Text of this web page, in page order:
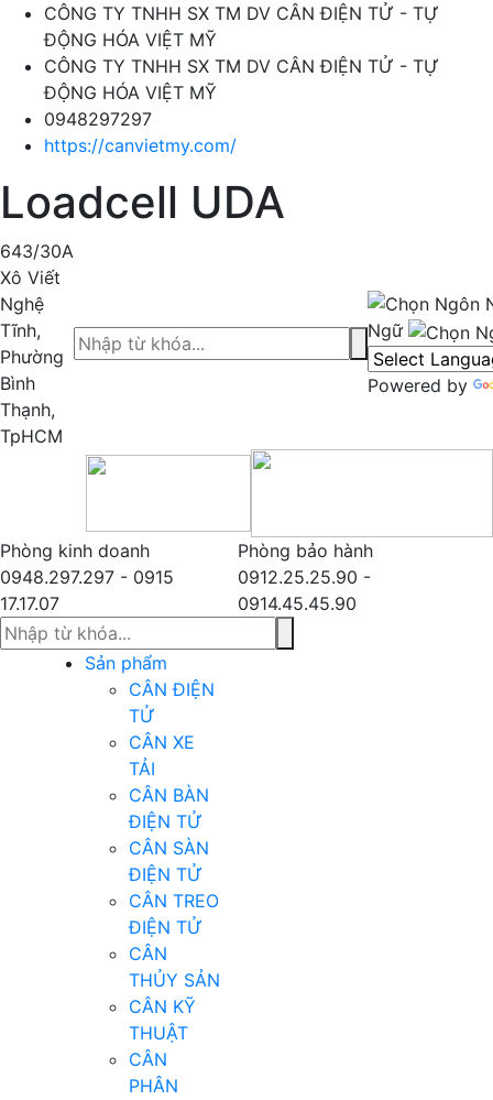
CÔNG TY TNHH SX TM DV CÂN ĐIỆN TỬ - TỰ
ĐỘNG HÓA VIỆT MỸ
CÔNG TY TNHH SX TM DV CÂN ĐIỆN TỬ - TỰ
ĐỘNG HÓA VIỆT MỸ
0948297297
https://canvietmy.com/
Loadcell UDA
643/30A
Xô Viết
Nghệ
Tĩnh,
Phường
Bình
Thạnh,
TpHCM
Ngữ
Powered by
Phòng kinh doanh
0948.297.297 - 0915
17.17.07
Phòng bảo hành
0912.25.25.90 -
0914.45.45.90
Sản phẩm
CÂN ĐIỆN
TỬ
CÂN XE
TẢI
CÂN BÀN
ĐIỆN TỬ
CÂN SÀN
ĐIỆN TỬ
CÂN TREO
ĐIỆN TỬ
CÂN
THỦY SẢN
CÂN KỸ
THUẬT
CÂN
PHÂN